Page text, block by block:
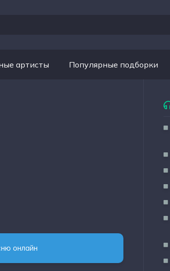
артисты Популярные подборки
онлайн